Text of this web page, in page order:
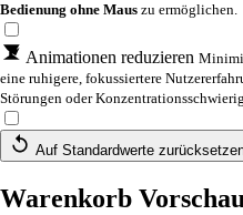
Bedienung ohne Maus zu ermöglichen.
Animationen reduzieren
eine ruhigere, fokussiertere
Störungen oder
Auf Standardwerte
Warenkorb Vorschau